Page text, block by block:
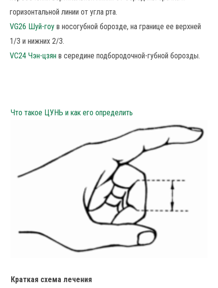
горизонтальной линии от угла рта.
VG26 Шуй-гоу в носогубной борозде, на границе ее верхней
1/3 и нижних 2/3.
VC24 Чэн-цзян в середине подбородочной-губной борозды.
Что такое ЦУНЬ и как его определить
Краткая схема лечения